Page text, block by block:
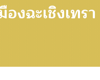
งฉะเชิงเทรา